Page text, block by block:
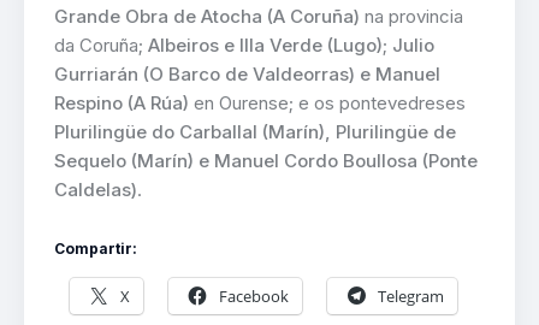
Grande Obra de Atocha (A Coruña) na provincia
da Coruña; Albeiros e Illa Verde (Lugo); Julio
Gurriarán (O Barco de Valdeorras) e Manuel
Respino (A Rúa) en Ourense; e os pontevedreses
Plurilingüe do Carballal (Marín), Plurilingüe de
Sequelo (Marín) e Manuel Cordo Boullosa (Ponte
Caldelas).
Compartir:
X Facebook Telegram